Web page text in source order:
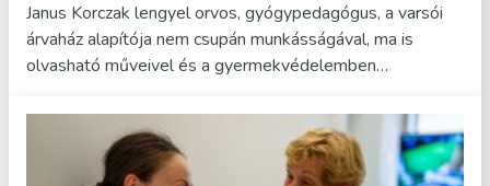
Janus Korczak lengyel orvos, gyógypedagógus, a varsói
árvaház alapítója nem csupán munkásságával, ma is
olvasható műveivel és a gyermekvédelemben…